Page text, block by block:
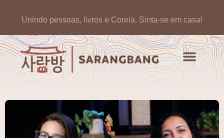
Unindo pessoas, livros e Coreia. Sinta-se em casa!